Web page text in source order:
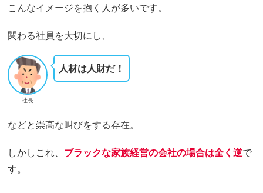
こんなイメージを抱く人が多いです。
関わる社員を大切にし、
社長
人材は人財だ！
などと崇高な叫びをする存在。
しかしこれ、 ブラックな家族経営の会社の場合は全く逆で
す。